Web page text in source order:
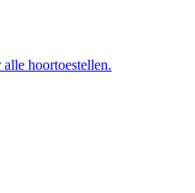
hoortoestellen.